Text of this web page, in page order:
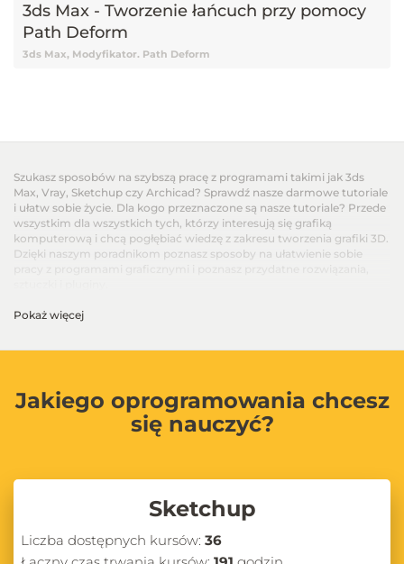
3ds Max - Tworzenie łańcuch przy pomocy
Path Deform
3ds Max, Modyfikator. Path Deform
Szukasz sposobów na szybszą pracę z programami takimi jak 3ds
Max, Vray, Sketchup czy Archicad? Sprawdź nasze darmowe tutoriale
i ułatw sobie życie. Dla kogo przeznaczone są nasze tutoriale? Przede
wszystkim dla wszystkich tych, którzy interesują się grafiką
komputerową i chcą pogłębiać wiedzę z zakresu tworzenia grafiki 3D.
Dzięki naszym poradnikom poznasz sposoby na ułatwienie sobie
Pokaż więcej
Jakiego oprogramowania chcesz
się nauczyć?
Sketchup
Liczba dostępnych kursów: 36